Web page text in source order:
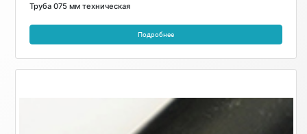
Труба 075 мм техническая
Подробнее